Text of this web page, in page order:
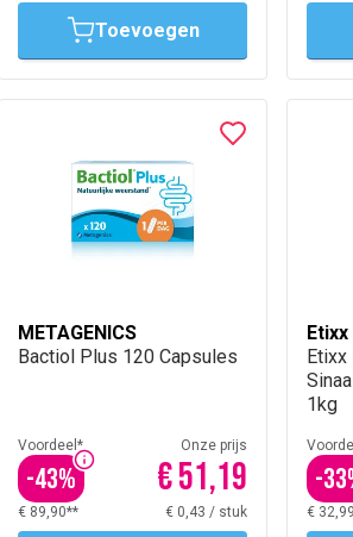
Toevoegen
METAGENICS
Bactiol Plus 120 Capsules
Voordeel*
-43%
Onze prijs
€ 51,19
€ 89,90** € 0,43 / stuk
Etixx
1kg
-33
€